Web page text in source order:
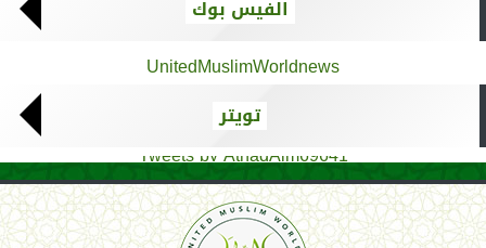
الفيس بوك
UnitedMuslimWorldnews
تويتر
Tweets by AthadAlm69641